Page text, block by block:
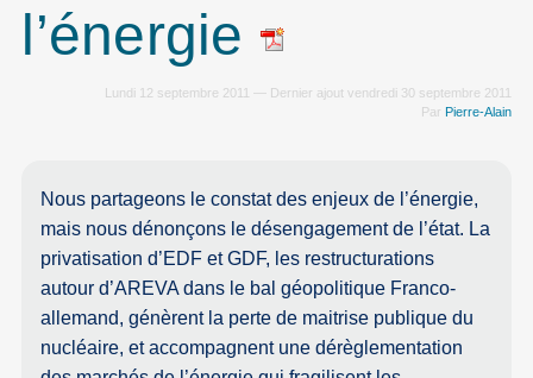
l’énergie
Lundi 12 septembre 2011 — Dernier ajout vendredi 30 septembre 2011
Par Pierre-Alain
Nous partageons le constat des enjeux de l’énergie,
mais nous dénonçons le désengagement de l’état. La
privatisation d’EDF et GDF, les restructurations
autour d’AREVA dans le bal géopolitique Franco-
allemand, génèrent la perte de maitrise publique du
nucléaire, et accompagnent une dérèglementation